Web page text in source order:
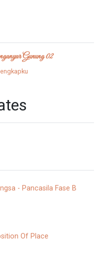
Gunung 02
- Pancasila Fase B
Of Place